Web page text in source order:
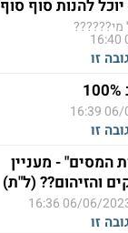
להנות סוף סוף
מי??????
זו
06/
זו
המסים" - מעניין
והזיהום?? (ל"ת)
06/06/2023
זו